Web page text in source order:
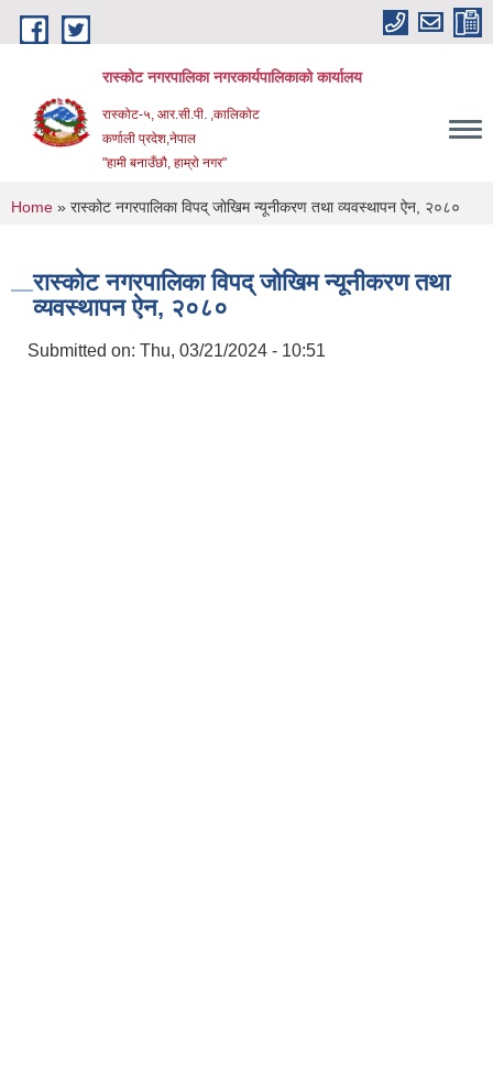
Skip to main content
रास्कोट नगरपालिका नगरकार्यपालिकाको कार्यालय
रास्कोट-५, आर.सी.पी. ,कालिकोट
कर्णाली प्रदेश,नेपाल
"हामी बनाउँछौ, हाम्रो नगर"
You are here
Home » रास्कोट नगरपालिका विपद् जोखिम न्यूनीकरण तथा व्यवस्थापन ऐन, २०८०
रास्कोट नगरपालिका विपद् जोखिम न्यूनीकरण तथा
व्यवस्थापन ऐन, २०८०
Submitted on: Thu, 03/21/2024 - 10:51